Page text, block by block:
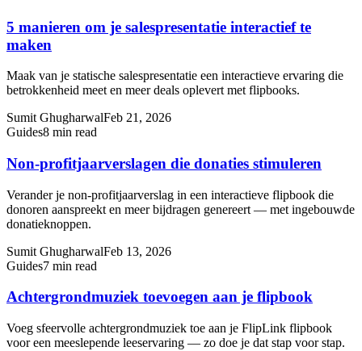
5 manieren om je salespresentatie interactief te
maken
Maak van je statische salespresentatie een interactieve ervaring die
betrokkenheid meet en meer deals oplevert met flipbooks.
Sumit GhugharwalFeb 21, 2026
Guides8 min read
Non-profitjaarverslagen die donaties stimuleren
Verander je non-profitjaarverslag in een interactieve flipbook die
donoren aanspreekt en meer bijdragen genereert — met ingebouwde
donatieknoppen.
Sumit GhugharwalFeb 13, 2026
Guides7 min read
Achtergrondmuziek toevoegen aan je flipbook
Voeg sfeervolle achtergrondmuziek toe aan je FlipLink flipbook
voor een meeslepende leeservaring — zo doe je dat stap voor stap.